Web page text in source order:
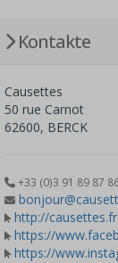
Kontakte
Causettes
50 rue Carnot
62600, BERCK
+33 (0)3 91 89 87
http://causettes.fr
https://
https://